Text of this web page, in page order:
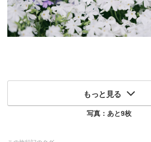
もっと見る
写真：あと9枚